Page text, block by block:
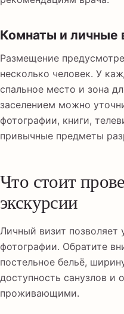
Комнаты и личные
Размещение
несколько человек. У
спальное место и зона
заселением можно
фотографии, книги,
привычные предметы
Что стоит
экскурсии
Личный визит позволяет
фотографии. Обратите
постельное бельё,
доступность санузлов и
проживающими.